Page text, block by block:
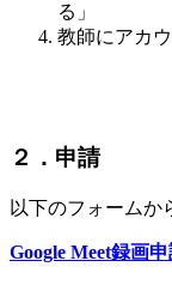
る」
教師にアカ
２．申請
以下のフォームか
Google Meet録画